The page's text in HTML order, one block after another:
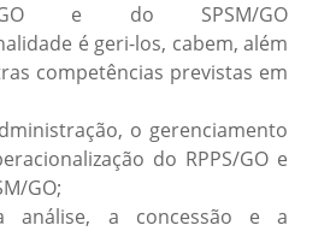
GO e do SPSM/GO
é geri-los, cabem, além
competências previstas em
o gerenciamento
do RPPS/GO e
GO;
análise, a concessão e a